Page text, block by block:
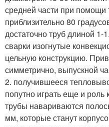
средней части при помощи
приблизительно 80
достаточно труб длиной
сварки изогнутые
цельную конструкцию.
симметрично, выпускной
2. получившееся
попутно играть еще и роль
трубы навариваются
мм, которые станут